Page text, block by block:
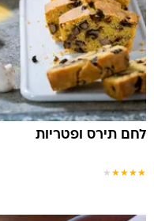
לחם תירס ופטריות
★
★
★
★
★